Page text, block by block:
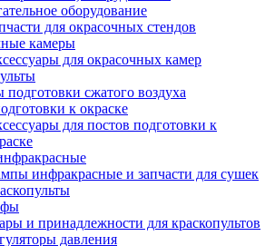
оборудование
для окрасочных стендов
камеры
для окрасочных камер
сжатого воздуха
к окраске
для постов подготовки к
инфракрасные и запчасти для сушек
и принадлежности для краскопультов
давления